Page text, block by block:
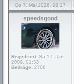
Do 7. Mai 2026, 08:27
speedsgood
Registriert: Sa 17. Jan
2009, 01:33
Beiträge: 2706